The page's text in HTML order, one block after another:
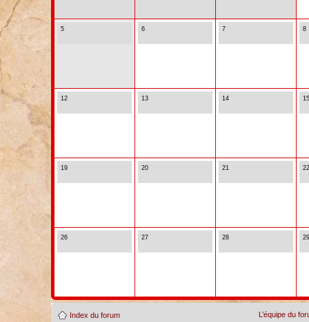
5 6 7 8
12 13 14 15
19 20 21 22
26 27 28 29
Index du forum L’équipe du